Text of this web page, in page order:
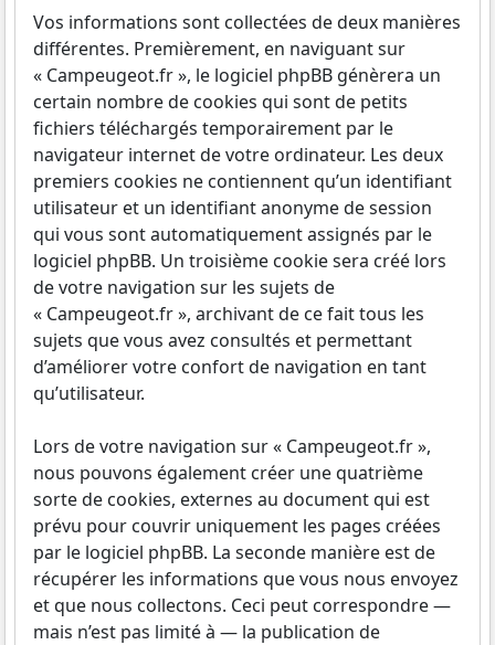
Vos informations sont collectées de deux manières
différentes. Premièrement, en naviguant sur
« Campeugeot.fr », le logiciel phpBB génèrera un
certain nombre de cookies qui sont de petits
fichiers téléchargés temporairement par le
navigateur internet de votre ordinateur. Les deux
premiers cookies ne contiennent qu’un identifiant
utilisateur et un identifiant anonyme de session
qui vous sont automatiquement assignés par le
logiciel phpBB. Un troisième cookie sera créé lors
de votre navigation sur les sujets de
« Campeugeot.fr », archivant de ce fait tous les
sujets que vous avez consultés et permettant
d’améliorer votre confort de navigation en tant
qu’utilisateur.
Lors de votre navigation sur « Campeugeot.fr »,
nous pouvons également créer une quatrième
sorte de cookies, externes au document qui est
prévu pour couvrir uniquement les pages créées
par le logiciel phpBB. La seconde manière est de
récupérer les informations que vous nous envoyez
et que nous collectons. Ceci peut correspondre —
mais n’est pas limité à — la publication de